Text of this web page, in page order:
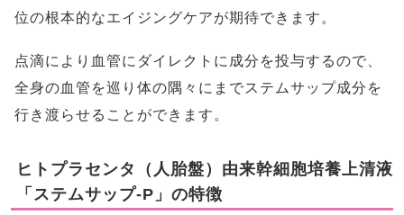
位の根本的なエイジングケアが期待できます。
点滴により血管にダイレクトに成分を投与するので、
全身の血管を巡り体の隅々にまでステムサップ成分を
行き渡らせることができます。
ヒトプラセンタ（人胎盤）由来幹細胞培養上清液
「ステムサップ-P」の特徴